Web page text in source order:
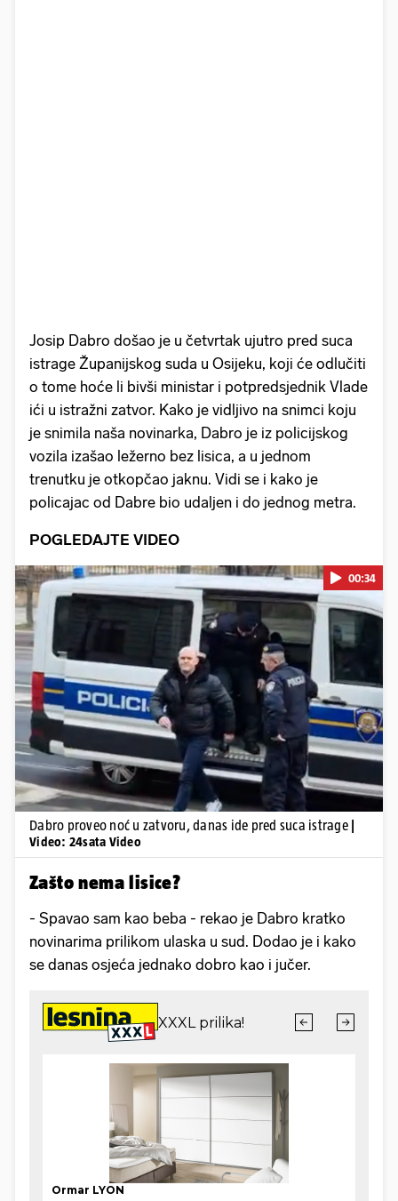
Josip Dabro došao je u četvrtak ujutro pred suca
istrage Županijskog suda u Osijeku, koji će odlučiti
o tome hoće li bivši ministar i potpredsjednik Vlade
ići u istražni zatvor. Kako je vidljivo na snimci koju
je snimila naša novinarka, Dabro je iz policijskog
vozila izašao ležerno bez lisica, a u jednom
trenutku je otkopčao jaknu. Vidi se i kako je
policajac od Dabre bio udaljen i do jednog metra.
POGLEDAJTE VIDEO
Pokretanje videa...
00:34
Dabro proveo noć u zatvoru, danas ide pred suca istrage
Video: 24sata Video
Zašto nema lisice?
- Spavao sam kao beba - rekao je Dabro kratko
novinarima prilikom ulaska u sud. Dodao je i kako
se danas osjeća jednako dobro kao i jučer.